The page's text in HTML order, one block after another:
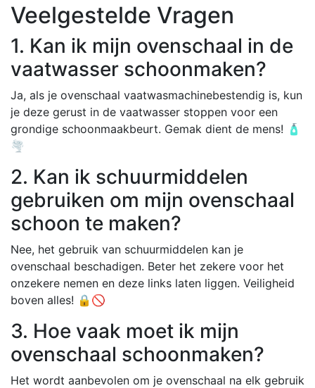
Veelgestelde Vragen
1. Kan ik mijn ovenschaal in de
vaatwasser schoonmaken?
Ja, als je ovenschaal vaatwasmachinebestendig is, kun
je deze gerust in de vaatwasser stoppen voor een
grondige schoonmaakbeurt. Gemak dient de mens! 🧴
🌪️
2. Kan ik schuurmiddelen
gebruiken om mijn ovenschaal
schoon te maken?
Nee, het gebruik van schuurmiddelen kan je
ovenschaal beschadigen. Beter het zekere voor het
onzekere nemen en deze links laten liggen. Veiligheid
boven alles! 🔒🚫
3. Hoe vaak moet ik mijn
ovenschaal schoonmaken?
Het wordt aanbevolen om je ovenschaal na elk gebruik